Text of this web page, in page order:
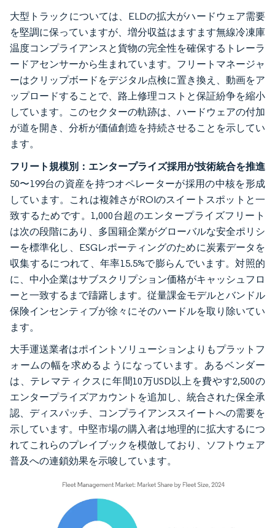
大型トラックについては、ELDの拡大がハードウェア需要
を堅調に保っていますが、増分収益はますます無線冷凍庫
温度コンプライアンスと貨物の完全性を確保するトレーラ
ードアセンサーから生まれています。フリートマネージャ
ーはクリップボードをデジタル点検に置き換え、動画をア
ップロードすることで、路上修理コストと保証紛争を縮小
しています。このセクターの軌跡は、ハードウェアの付加
が道を開き、分析が価値創造を持続させることを示してい
ます。
フリート規模別：エンタープライズ採用が技術統合を推進
50〜199台の資産を持つオペレーターが採用の中核を形成
しています。これは複雑さがROIのスイートスポットと一
致するためです。1,000台超のエンタープライズフリート
は次の段階にあり、多国籍企業がグローバルな安全ポリシ
ーを標準化し、ESGレポーティングのために炭素データを
収集するにつれて、年率15.5%で膨らんでいます。対照的
に、中小企業はサブスクリプション価格がキャッシュフロ
ーと一致するまで躊躇します。従量課金モデルとバンドル
保険インセンティブが徐々にそのハードルを取り除いてい
ます。
大手運送業者はポイントソリューションよりもプラットフ
ォームの幅を求めるようになっています。あるベンダー
は、テレマティクスに年間10万USD以上を費やす2,500の
エンタープライズアカウントを追加し、統合された保全承
認、ディスパッチ、コンプライアンススイートへの需要を
示しています。中堅市場の購入者は地理的に拡大するにつ
れてこれらのプレイブックを模倣しており、ソフトウェア
普及への連鎖効果を示唆しています。